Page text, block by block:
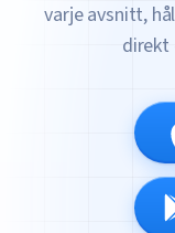
varje avsnitt,
direkt